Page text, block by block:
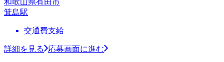
箕島駅
交通費支給
詳細を見る 応募画面に進む